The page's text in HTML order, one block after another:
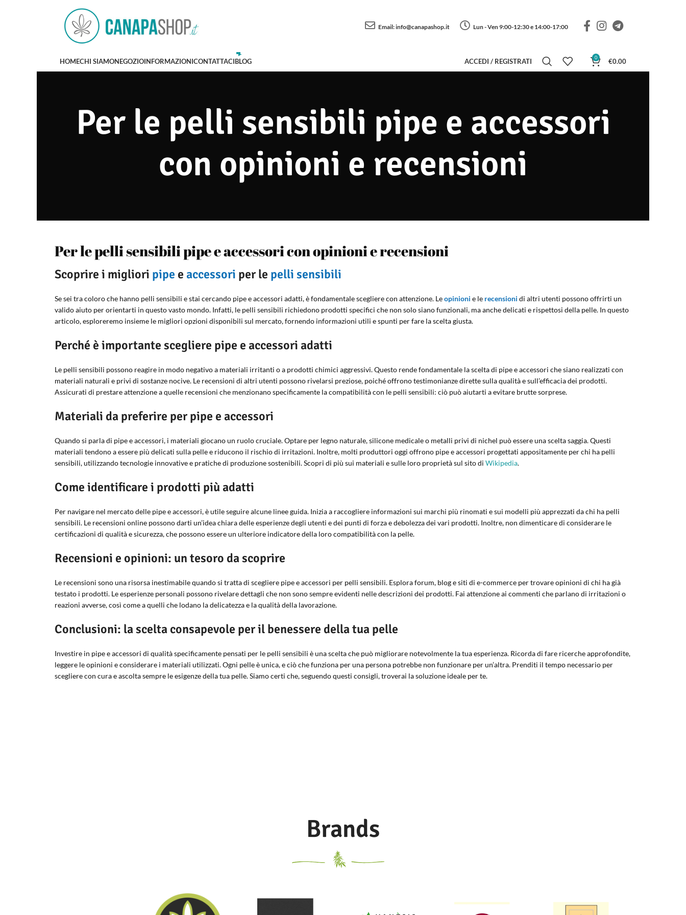
Email:info@canapashop.it Lun - Ven 9:00-12:30 e 14:00-17:00
HOMECHI SIAMONEGOZIOINFORMAZIONICONTATTACIBLOG ACCEDI / REGISTRATI 0 €0.00
Per le pelli sensibili pipe e accessori
con opinioni e recensioni
Per le pelli sensibili pipe e accessori con opinioni e recensioni
Scoprire i migliori pipe e accessori per le pelli sensibili
Se sei tra coloro che hanno pelli sensibili e stai cercando pipe e accessori adatti, è fondamentale scegliere con attenzione. Leopinioni e le recensioni di altri utenti possono offrirti un
valido aiuto per orientarti in questo vasto mondo. Infatti, le pelli sensibili richiedono prodotti specifici che non solo siano funzionali, ma anche delicati e rispettosi della pelle. In questo
articolo, esploreremo insieme le migliori opzioni disponibili sul mercato, fornendo informazioni utili e spunti per fare la scelta giusta.
Perché è importante scegliere pipe e accessori adatti
Le pelli sensibili possono reagire in modo negativo a materiali irritanti o a prodotti chimici aggressivi. Questo rende fondamentale la scelta di pipe e accessori che siano realizzati con
materiali naturali e privi di sostanze nocive. Le recensioni di altri utenti possono rivelarsi preziose, poiché offrono testimonianze dirette sulla qualità e sull’efficacia dei prodotti.
Assicurati di prestare attenzione a quelle recensioni che menzionano specificamente la compatibilità con le pelli sensibili: ciò può aiutarti a evitare brutte sorprese.
Materiali da preferire per pipe e accessori
Quando si parla di pipe e accessori, i materiali giocano un ruolo cruciale. Optare per legno naturale, silicone medicale o metalli privi di nichel può essere una scelta saggia. Questi
materiali tendono a essere più delicati sulla pelle e riducono il rischio di irritazioni. Inoltre, molti produttori oggi offrono pipe e accessori progettati appositamente per chi ha pelli
sensibili, utilizzando tecnologie innovative e pratiche di produzione sostenibili. Scopri di più sui materiali e sulle loro proprietà sul sito di Wikipedia.
Come identificare i prodotti più adatti
Per navigare nel mercato delle pipe e accessori, è utile seguire alcune linee guida. Inizia a raccogliere informazioni sui marchi più rinomati e sui modelli più apprezzati da chi ha pelli
sensibili. Le recensioni online possono darti un’idea chiara delle esperienze degli utenti e dei punti di forza e debolezza dei vari prodotti. Inoltre, non dimenticare di considerare le
certificazioni di qualità e sicurezza, che possono essere un ulteriore indicatore della loro compatibilità con la pelle.
Recensioni e opinioni: un tesoro da scoprire
Le recensioni sono una risorsa inestimabile quando si tratta di scegliere pipe e accessori per pelli sensibili. Esplora forum, blog e siti di e-commerce per trovare opinioni di chi ha già
testato i prodotti. Le esperienze personali possono rivelare dettagli che non sono sempre evidenti nelle descrizioni dei prodotti. Fai attenzione ai commenti che parlano di irritazioni o
reazioni avverse, così come a quelli che lodano la delicatezza e la qualità della lavorazione.
Conclusioni: la scelta consapevole per il benessere della tua pelle
Investire in pipe e accessori di qualità specificamente pensati per le pelli sensibili è una scelta che può migliorare notevolmente la tua esperienza. Ricorda di fare ricerche approfondite,
leggere le opinioni e considerare i materiali utilizzati. Ogni pelle è unica, e ciò che funziona per una persona potrebbe non funzionare per un’altra. Prenditi il tempo necessario per
scegliere con cura e ascolta sempre le esigenze della tua pelle. Siamo certi che, seguendo questi consigli, troverai la soluzione ideale per te.
Brands